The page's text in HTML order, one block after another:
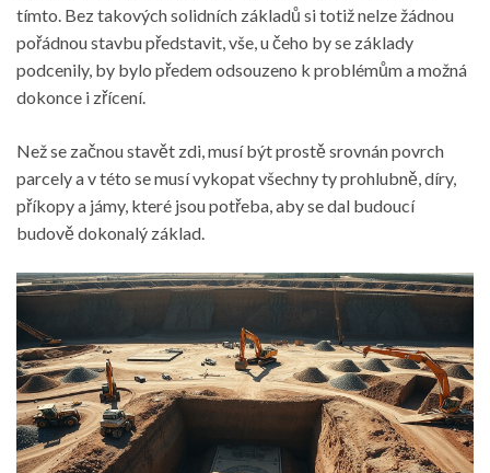
tímto. Bez takových solidních základů si totiž nelze žádnou
pořádnou stavbu představit, vše, u čeho by se základy
podcenily, by bylo předem odsouzeno k problémům a možná
dokonce i zřícení.
Než se začnou stavět zdi, musí být prostě srovnán povrch
parcely a v této se musí vykopat všechny ty prohlubně, díry,
příkopy a jámy, které jsou potřeba, aby se dal budoucí
budově dokonalý základ.